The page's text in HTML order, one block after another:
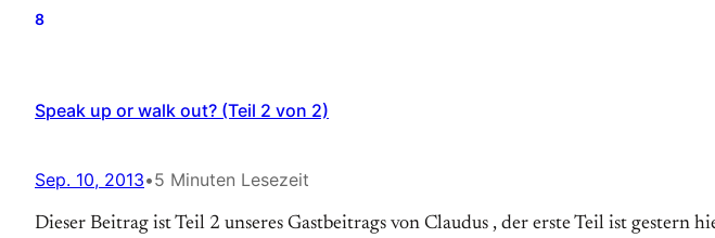
8
Speak up or walk out? (Teil 2 von 2)
Sep. 10, 2013•5 Minuten Lesezeit
Dieser Beitrag ist Teil 2 unseres Gastbeitrags von Claudus , der erste Teil ist